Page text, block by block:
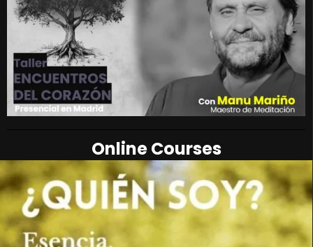
Online Courses